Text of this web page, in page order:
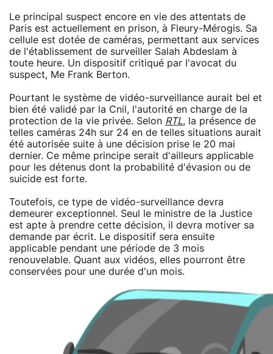
Le principal suspect encore en vie des attentats de
Paris est actuellement en prison, à Fleury-Mérogis. Sa
cellule est dotée de caméras, permettant aux services
de l'établissement de surveiller Salah Abdeslam à
toute heure. Un dispositif critiqué par l'avocat du
suspect, Me Frank Berton.
Pourtant le système de vidéo-surveillance aurait bel et
bien été validé par la Cnil, l'autorité en charge de la
protection de la vie privée. Selon RTL, la présence de
telles caméras 24h sur 24 en de telles situations aurait
été autorisée suite à une décision prise le 20 mai
dernier. Ce même principe serait d'ailleurs applicable
pour les détenus dont la probabilité d'évasion ou de
suicide est forte.
Toutefois, ce type de vidéo-surveillance devra
demeurer exceptionnel. Seul le ministre de la Justice
est apte à prendre cette décision, il devra motiver sa
demande par écrit. Le dispositif sera ensuite
applicable pendant une période de 3 mois
renouvelable. Quant aux vidéos, elles pourront être
conservées pour une durée d'un mois.